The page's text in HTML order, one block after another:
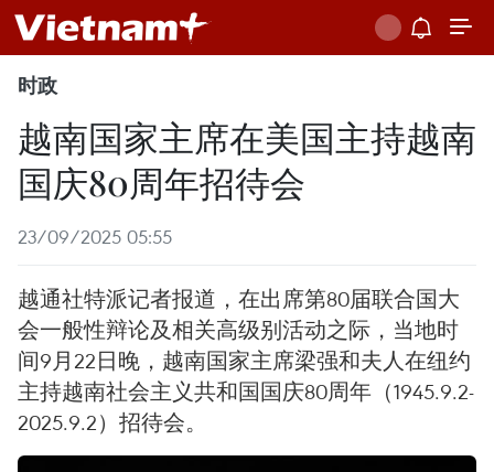
时政
越南国家主席在美国主持越南
国庆80周年招待会
23/09/2025 05:55
越通社特派记者报道，在出席第80届联合国大
会一般性辩论及相关高级别活动之际，当地时
间9月22日晚，越南国家主席梁强和夫人在纽约
主持越南社会主义共和国国庆80周年（1945.9.2-
2025.9.2）招待会。